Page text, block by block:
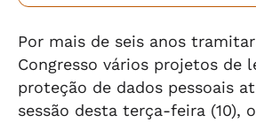
Por mais de seis anos
Congresso vários projetos de
proteção de dados pessoais
sessão desta terça-feira (10),